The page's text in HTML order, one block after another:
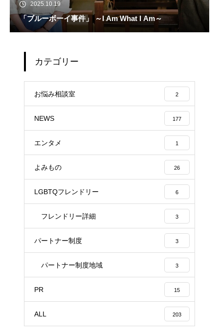
2025.10.19
「ブルーボーイ事件」 ～I Am What I Am～
カテゴリー
お悩み相談室 2
NEWS 177
エンタメ 1
よみもの 26
LGBTQフレンドリー 6
フレンドリー詳細 3
パートナー制度 3
パートナー制度地域 3
PR 15
ALL 203